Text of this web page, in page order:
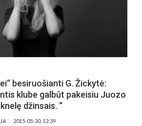
besiruošianti G. Žickytė:
klube galbūt pakeisiu Juozo
džinsais. “
2015-05-30, 12:39